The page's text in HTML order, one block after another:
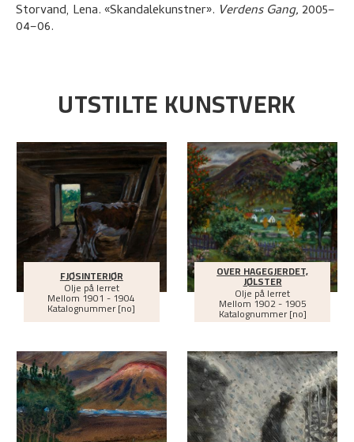
Storvand, Lena.«Skandalekunstner». Verdens Gang, 2005–
04–06.
UTSTILTE KUNSTVERK
FJØSINTERIØR
Olje på lerret
Mellom 1901 - 1904
Katalognummer [no]
OVER HAGEGJERDET,
JØLSTER
Olje på lerret
Mellom1902 - 1905
Katalognummer [no]